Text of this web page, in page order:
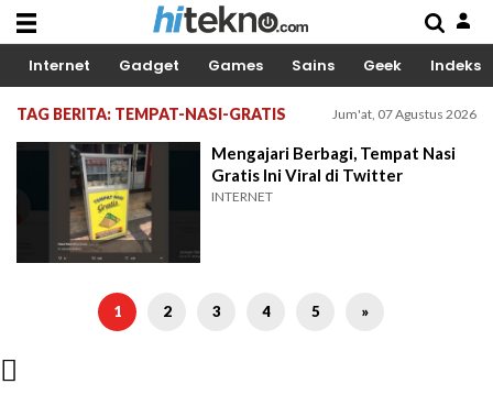
Internet Gadget Games Sains Geek Indeks
TAG BERITA: TEMPAT-NASI-GRATIS Jum'at, 07 Agustus 2026
Mengajari Berbagi, Tempat Nasi
Gratis Ini Viral di Twitter
INTERNET
1 2 3 4 5 »
